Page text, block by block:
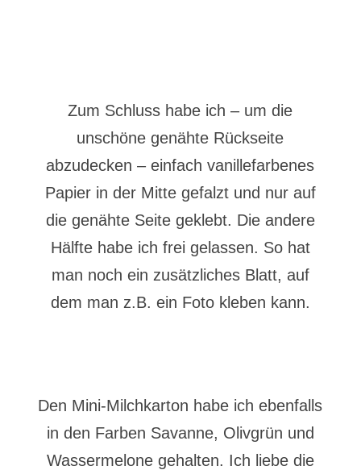
Zum Schluss habe ich – um die
unschöne genähte Rückseite
abzudecken – einfach vanillefarbenes
Papier in der Mitte gefalzt und nur auf
die genähte Seite geklebt. Die andere
Hälfte habe ich frei gelassen. So hat
man noch ein zusätzliches Blatt, auf
dem man z.B. ein Foto kleben kann.
Den Mini-Milchkarton habe ich ebenfalls
in den Farben Savanne, Olivgrün und
Wassermelone gehalten. Ich liebe die